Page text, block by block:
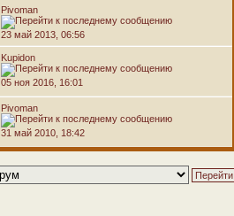
Pivoman
23 май 2013, 06:56
Kupidon
05 ноя 2016, 16:01
Pivoman
31 май 2010, 18:42